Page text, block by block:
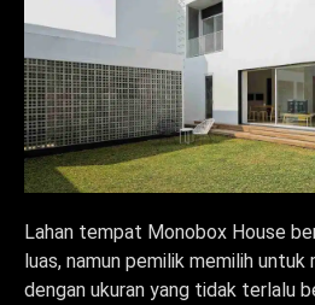
Lahan tempat Monobox House
luas, namun pemilik memilih untuk
dengan ukuran yang tidak terlalu